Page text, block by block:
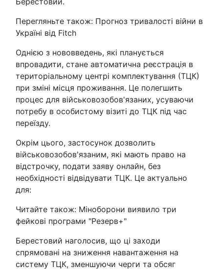
Перегляньте також: Прогноз тривалості війни в
Україні від Fitch
Однією з нововведень, які планується
впровадити, стане автоматична реєстрація в
територіальному центрі комплектування (ТЦК)
при зміні місця проживання. Це полегшить
процес для військовозобов'язаних, усуваючи
потребу в особистому візиті до ТЦК під час
переїзду.
Окрім цього, застосунок дозволить
військовозобов'язаним, які мають право на
відстрочку, подати заяву онлайн, без
необхідності відвідувати ТЦК. Це актуально
для:
Читайте також: Міноборони виявило три
фейкові програми "Резерв+"
Берестовий наголосив, що ці заходи
спрямовані на зниження навантаження на
систему ТЦК, зменшуючи черги та обсяг